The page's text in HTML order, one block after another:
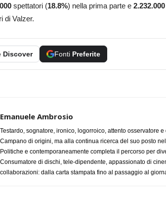
spettatori (18.8%) nella prima parte e 2.232.000
di Valzer.
Discover Fonti Preferite
Emanuele Ambrosio
Testardo, sognatore, ironico, logorroico, attento osservatore
Campano di origini, ma alla continua ricerca del suo posto
Politiche e contemporaneamente completa il percorso per
Consumatore di dischi, tele-dipendente, appassionato di
collaborazioni: dalla carta stampata fino al passaggio al